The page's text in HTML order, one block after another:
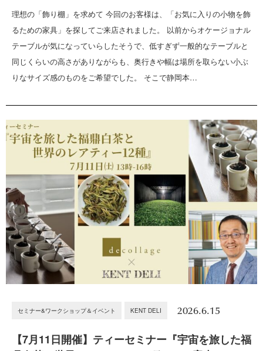
理想の「飾り棚」を求めて 今回のお客様は、「お気に入りの小物を飾
るための家具」を探してご来店されました。 以前からオケージョナル
テーブルが気になっていらしたそうで、低すぎず一般的なテーブルと
同じくらいの高さがありながらも、奥行きや幅は場所を取らない小ぶ
りなサイズ感のものをご希望でした。 そこで静岡本…
セミナー&ワークショップ＆イベント KENT DELI 2026.6.15
【7月11日開催】ティーセミナー『宇宙を旅した福